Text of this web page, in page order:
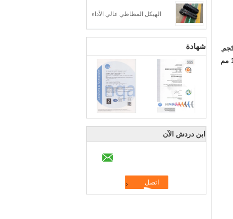
الهيكل المطاطي عالي الأداء
شهادة
ابن دردش الآن
,